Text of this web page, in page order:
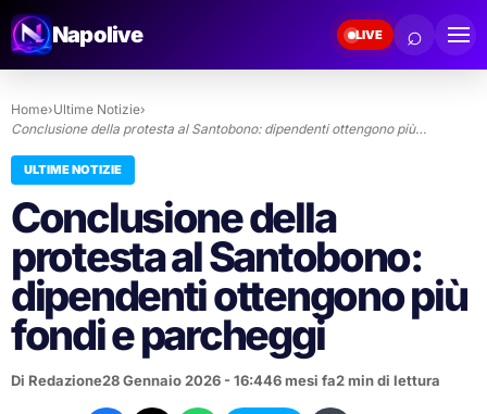
Napolive LIVE ⌕
Home›Ultime Notizie›
Conclusione della protesta al Santobono: dipendenti ottengono più…
ULTIME NOTIZIE
Conclusione della
protesta al Santobono:
dipendenti ottengono più
fondi e parcheggi
Di Redazione28 Gennaio 2026 - 16:446 mesi fa2 min di lettura